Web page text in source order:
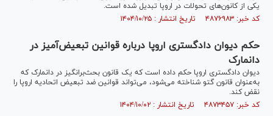
یکی از کانون‌های تحولات در اروپا تبدیل شده است.
کد خبر: ۴۸۷۶۹۸۳ تاریخ انتشار : ۱۴۰۴/۱۰/۲۵
حکم دیوان دادگستری اروپا درباره قوانین تبعیض‌آمیز در
دانمارک
دیوان دادگستری اروپا حکم داده است که یک قانون بحث‌برانگیز در دانمارک که
به‌عنوان قانون گتو شناخته می‌شود، می‌تواند قوانین ضد تبعیض اتحادیه اروپا را
نقض کند.
کد خبر: ۴۸۷۳۴۵۷ تاریخ انتشار : ۱۴۰۴/۱۰/۰۲